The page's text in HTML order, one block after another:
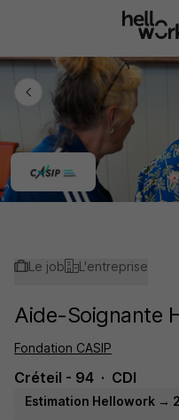
Le job L'entreprise
Aide-Soignante
Fondation CASIP
Créteil - 94 CDI
Estimation Hellowork →